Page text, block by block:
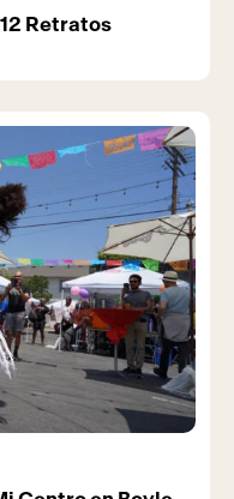
Retratos